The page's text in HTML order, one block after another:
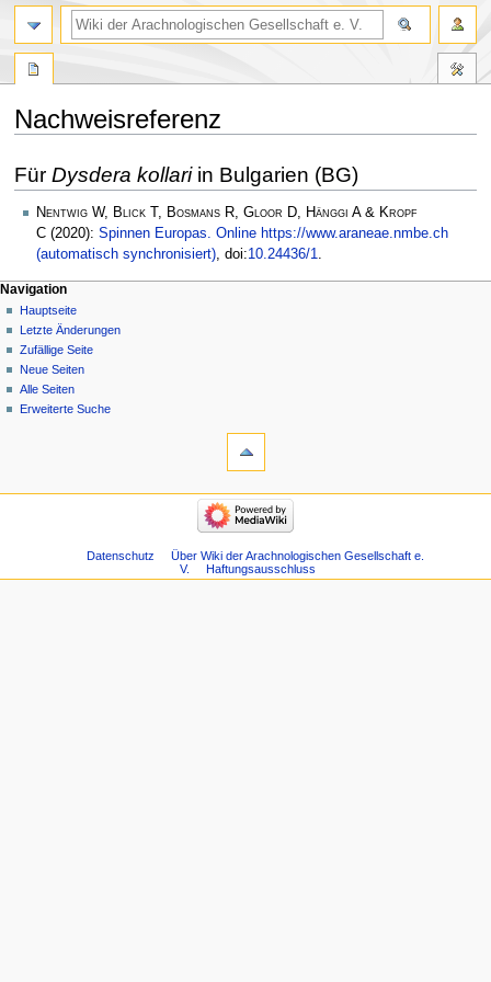
Nachweisreferenz
Navigation
springen
Suche
springen
Für Dysdera kollariin Bulgarien (BG)
Nentwig W, Blick T, Bosmans R, Gloor D, Hänggi A & Kropf
C (2020): Spinnen Europas. Online https://www.araneae.nmbe.ch
(automatisch synchronisiert), doi:10.24436/1.
Navigation
Hauptseite
Letzte Änderungen
Zufällige Seite
Neue Seiten
Alle Seiten
Erweiterte Suche
Datenschutz
Über Wiki der Arachnologischen Gesellschaft e.
V.
Haftungsausschluss